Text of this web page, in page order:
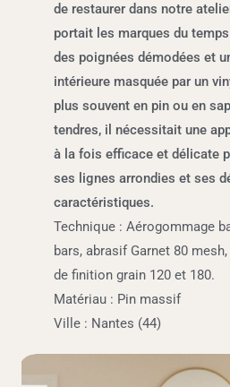
de restaurer dans notre
portait les marques du
des poignées démodées et
intérieure masquée par un
plus souvent en pin ou en
tendres, il nécessitait une
à la fois efficace et délicate
ses lignes arrondies et ses
caractéristiques.
Technique : Aérogommage
bars, abrasif Garnet 80
de finition grain 120 et 180.
Matériau : Pin massif
Ville : Nantes (44)